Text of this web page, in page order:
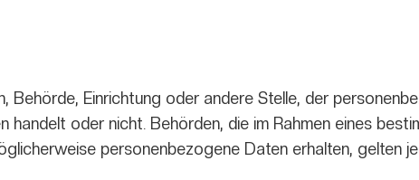
Behörde, Einrichtung oder andere Stelle, der
handelt oder nicht. Behörden, die im Rahmen eines
personenbezogene Daten erhalten, gelten